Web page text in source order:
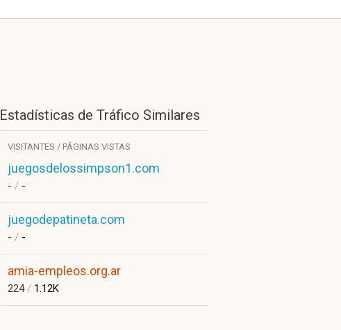
Estadísticas de Tráfico Similares
VISITANTES / PÁGINAS VISTAS
juegosdelossimpson1.com
- / -
juegodepatineta.com
- / -
amia-empleos.org.ar
224/ 1.12K